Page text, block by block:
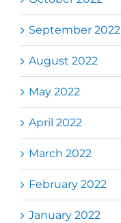
September 2022
August 2022
May 2022
April 2022
March 2022
February 2022
January 2022